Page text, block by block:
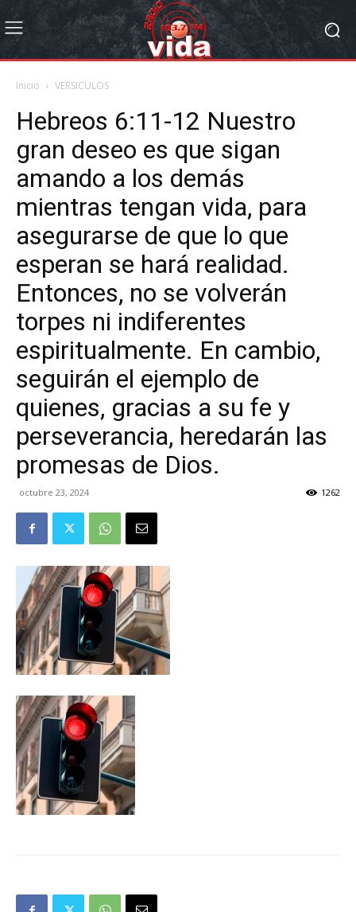
Inicio VERSICULOS
Hebreos 6:11-12 Nuestro
gran deseo es que sigan
amando a los demás
mientras tengan vida, para
asegurarse de que lo que
esperan se hará realidad.
Entonces, no se volverán
torpes ni indiferentes
espiritualmente. En cambio,
seguirán el ejemplo de
quienes, gracias a su fe y
perseverancia, heredarán las
promesas de Dios.
octubre 23, 2024 1262